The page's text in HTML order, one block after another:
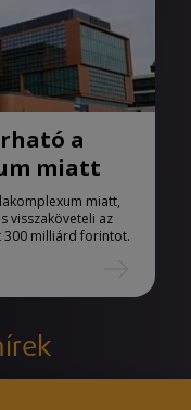
a
miatt
miatt,
visszaköveteli az
300 milliárd forintot.